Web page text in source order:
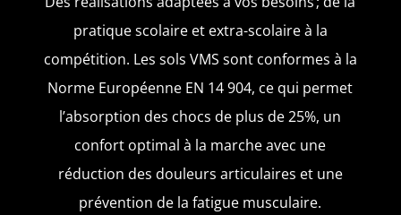
pratique scolaire et extra-scolaire à la
compétition. Les sols VMS sont conformes à la
Norme Européenne EN 14 904, ce qui permet
l’absorption des chocs de plus de 25%, un
confort optimal à la marche avec une
réduction des douleurs articulaires et une
prévention de la fatigue musculaire.